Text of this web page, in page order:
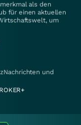
als den
für einen aktuellen
um
und